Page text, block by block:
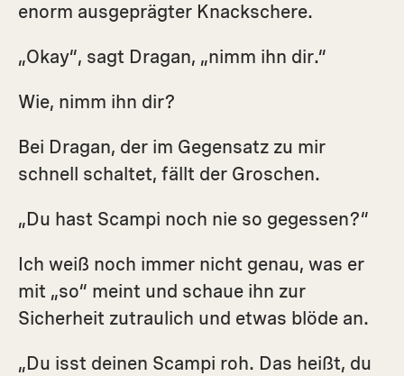
enorm ausgeprägter Knackschere.
„Okay“, sagt Dragan, „nimm ihn dir.“
Wie, nimm ihn dir?
Bei Dragan, der im Gegensatz zu mir
schnell schaltet, fällt der Groschen.
„Du hast Scampi noch nie so gegessen?“
Ich weiß noch immer nicht genau, was er
mit „so“ meint und schaue ihn zur
Sicherheit zutraulich und etwas blöde an.
„Du isst deinen Scampi roh. Das heißt, du